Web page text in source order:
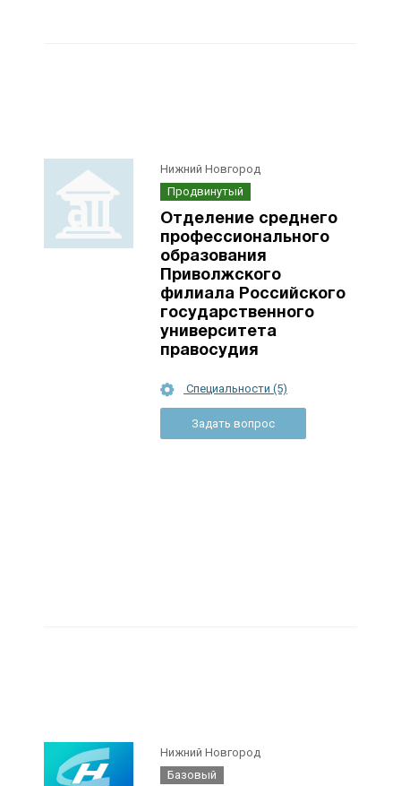
Нижний Новгород
Продвинутый
Отделение среднего
профессионального
образования
Приволжского
филиала Российского
государственного
университета
правосудия
Специальности (5)
Задать вопрос
Нижний Новгород
Базовый